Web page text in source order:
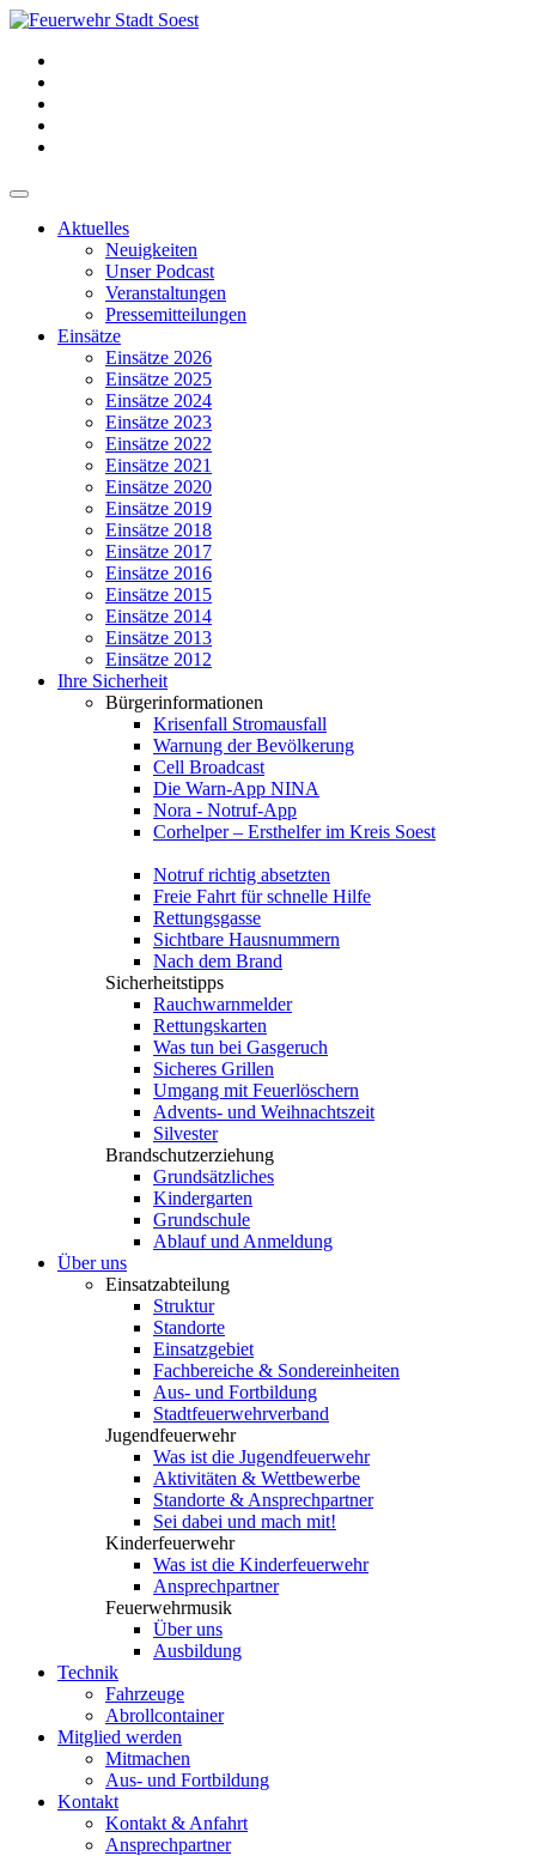
Aktuelles
Neuigkeiten
Unser Podcast
Veranstaltungen
Pressemitteilungen
Einsätze
Einsätze 2026
Einsätze 2025
Einsätze 2024
Einsätze 2023
Einsätze 2022
Einsätze 2021
Einsätze 2020
Einsätze 2019
Einsätze 2018
Einsätze 2017
Einsätze 2016
Einsätze 2015
Einsätze 2014
Einsätze 2013
Einsätze 2012
Ihre Sicherheit
Bürgerinformationen
Krisenfall Stromausfall
Warnung der Bevölkerung
Cell Broadcast
Die Warn-App NINA
Nora - Notruf-App
Corhelper – Ersthelfer im Kreis Soest
Notruf richtig absetzten
Freie Fahrt für schnelle Hilfe
Rettungsgasse
Sichtbare Hausnummern
Nach dem Brand
Sicherheitstipps
Rauchwarnmelder
Rettungskarten
Was tun bei Gasgeruch
Sicheres Grillen
Umgang mit Feuerlöschern
Advents- und Weihnachtszeit
Silvester
Brandschutzerziehung
Grundsätzliches
Kindergarten
Grundschule
Ablauf und Anmeldung
Über uns
Einsatzabteilung
Struktur
Standorte
Einsatzgebiet
Fachbereiche & Sondereinheiten
Aus- und Fortbildung
Stadtfeuerwehrverband
Jugendfeuerwehr
Was ist die Jugendfeuerwehr
Aktivitäten & Wettbewerbe
Standorte & Ansprechpartner
Sei dabei und mach mit!
Kinderfeuerwehr
Was ist die Kinderfeuerwehr
Ansprechpartner
Feuerwehrmusik
Über uns
Ausbildung
Technik
Fahrzeuge
Abrollcontainer
Mitglied werden
Mitmachen
Aus- und Fortbildung
Kontakt
Kontakt & Anfahrt
Ansprechpartner